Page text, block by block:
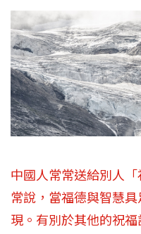
中國人常常送給別人
常說，當福德與智慧
現。有別於其他的祝